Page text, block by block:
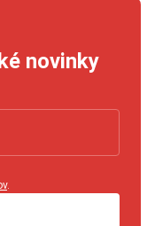
novinky
.